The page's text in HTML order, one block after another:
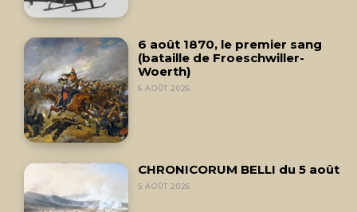
6 août 1870, le premier sang
(bataille de Froeschwiller-
Woerth)
6 AOÛT 2026
CHRONICORUM BELLI du 5 août
5 AOÛT 2026